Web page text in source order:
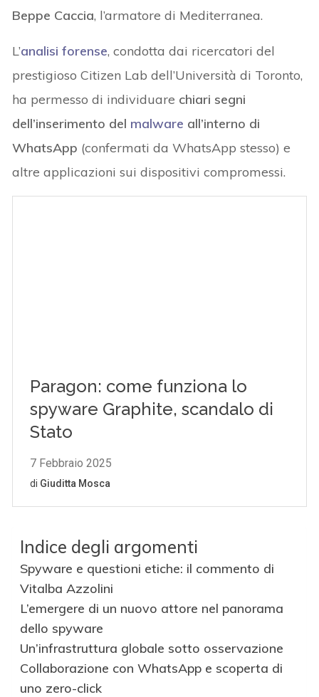
Beppe Caccia, l’armatore di Mediterranea.
L’analisi forense, condotta dai ricercatori del
prestigioso Citizen Lab dell’Università di Toronto,
ha permesso di individuare chiari segni
dell’inserimento del malware all’interno di
WhatsApp (confermati da WhatsApp stesso) e
altre applicazioni sui dispositivi compromessi.
Indice degli argomenti
Spyware e questioni etiche: il commento di
Vitalba Azzolini
L’emergere di un nuovo attore nel panorama
dello spyware
Un’infrastruttura globale sotto osservazione
Collaborazione con WhatsApp e scoperta di
uno zero-click